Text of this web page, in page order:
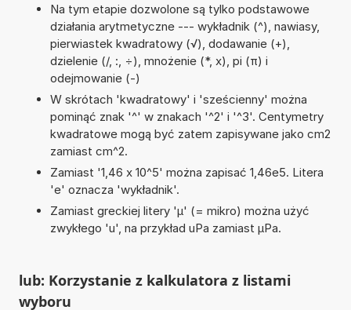
Na tym etapie dozwolone są tylko podstawowe
działania arytmetyczne --- wykładnik (^), nawiasy,
pierwiastek kwadratowy (√), dodawanie (+),
dzielenie (/, :, ÷), mnożenie (*, x), pi (π) i
odejmowanie (-)
W skrótach 'kwadratowy' i 'sześcienny' można
pominąć znak '^' w znakach '^2' i '^3'. Centymetry
kwadratowe mogą być zatem zapisywane jako cm2
zamiast cm^2.
Zamiast '1,46 x 10^5' można zapisać 1,46e5. Litera
'e' oznacza 'wykładnik'.
Zamiast greckiej litery 'µ' (= mikro) można użyć
zwykłego 'u', na przykład uPa zamiast µPa.
lub: Korzystanie z kalkulatora z listami
wyboru